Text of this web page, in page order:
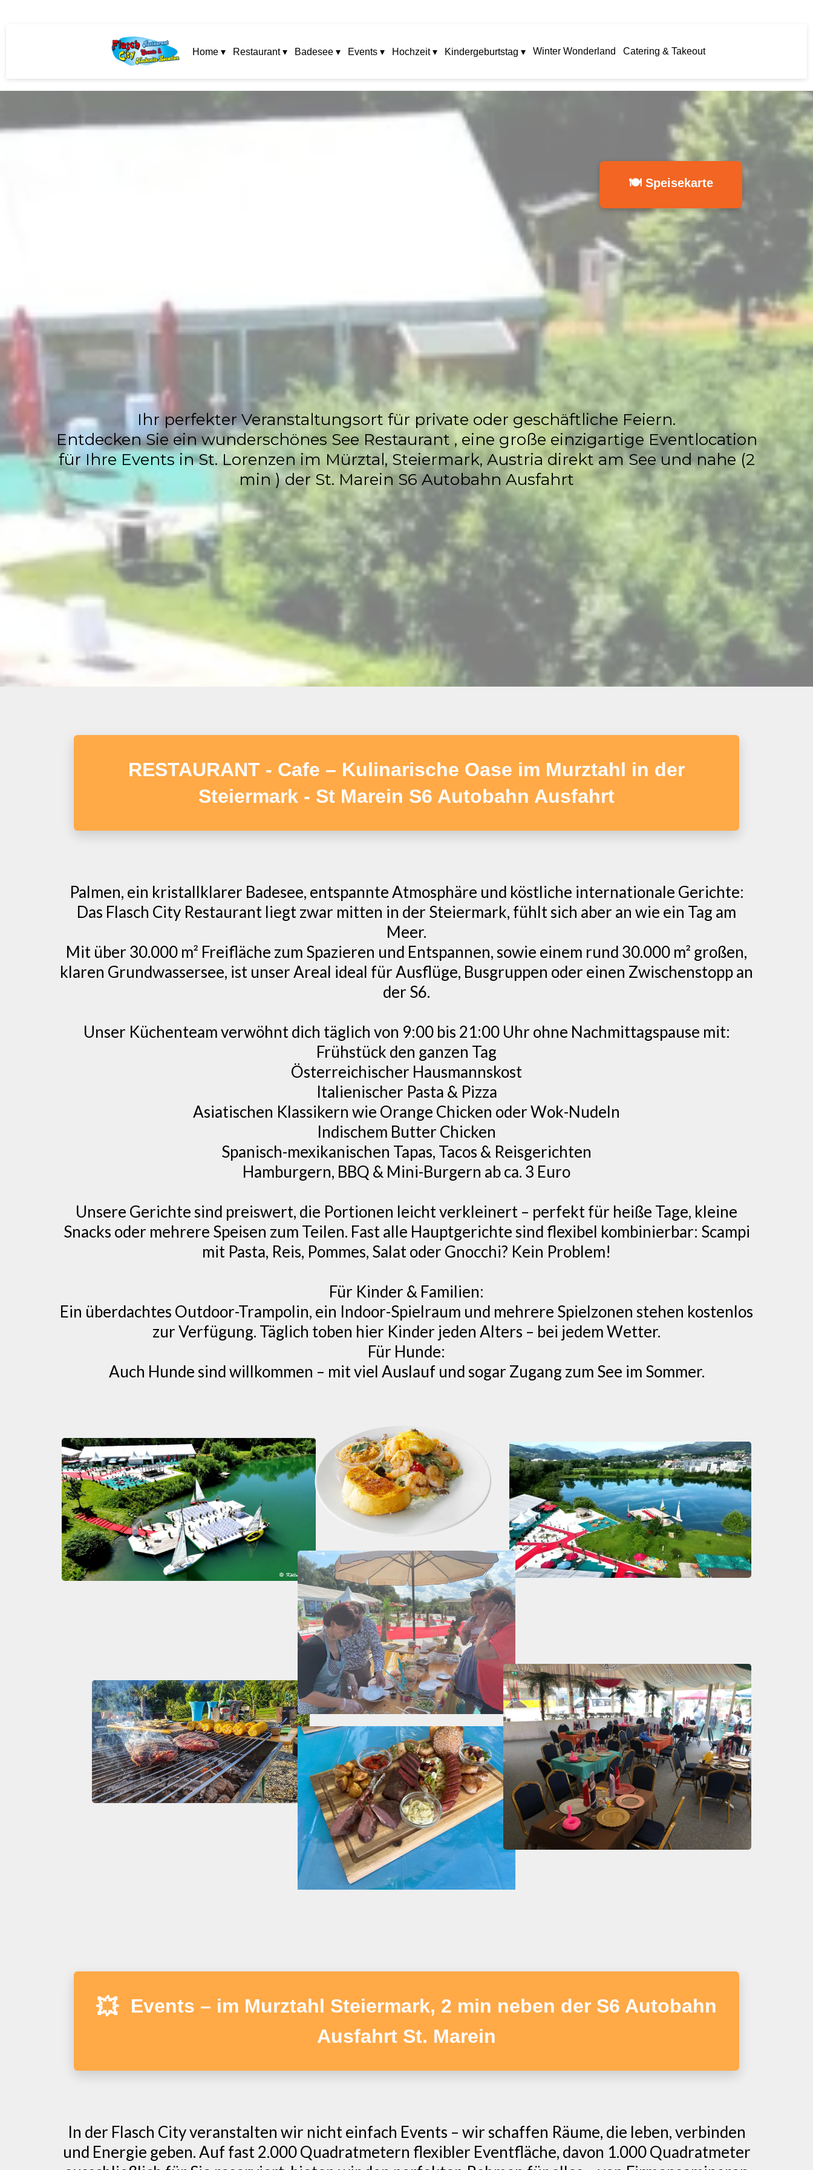
Home ▾ Restaurant ▾ Badesee ▾ Events ▾ Hochzeit ▾ Kindergeburtstag ▾ Winter Wonderland Catering & Takeout
🍽 Speisekarte
Flasch City
Restaurant,
Events & Hochzeits Location
Ihr perfekter Veranstaltungsort für private oder geschäftliche Feiern.
Entdecken Sie ein wunderschönes See Restaurant , eine große einzigartige Eventlocation
für Ihre Events in St. Lorenzen im Mürztal, Steiermark, Austria direkt am See und nahe (2
min ) der St. Marein S6 Autobahn Ausfahrt
RESTAURANT - Cafe – Kulinarische Oase im Murztahl in der
Steiermark - St Marein S6 Autobahn Ausfahrt
Palmen, ein kristallklarer Badesee, entspannte Atmosphäre und köstliche internationale Gerichte:
Das Flasch City Restaurant liegt zwar mitten in der Steiermark, fühlt sich aber an wie ein Tag am
Meer.
Mit über 30.000 m² Freifläche zum Spazieren und Entspannen, sowie einem rund 30.000 m² großen,
klaren Grundwassersee, ist unser Areal ideal für Ausflüge, Busgruppen oder einen Zwischenstopp an
der S6.
Unser Küchenteam verwöhnt dich täglich von 9:00 bis 21:00 Uhr ohne Nachmittagspause mit:
Frühstück den ganzen Tag
Österreichischer Hausmannskost
Italienischer Pasta & Pizza
Asiatischen Klassikern wie Orange Chicken oder Wok-Nudeln
Indischem Butter Chicken
Spanisch-mexikanischen Tapas, Tacos & Reisgerichten
Hamburgern, BBQ & Mini-Burgern ab ca. 3 Euro
Unsere Gerichte sind preiswert, die Portionen leicht verkleinert – perfekt für heiße Tage, kleine
Snacks oder mehrere Speisen zum Teilen. Fast alle Hauptgerichte sind flexibel kombinierbar: Scampi
mit Pasta, Reis, Pommes, Salat oder Gnocchi? Kein Problem!
Für Kinder & Familien:
Ein überdachtes Outdoor-Trampolin, ein Indoor-Spielraum und mehrere Spielzonen stehen kostenlos
zur Verfügung. Täglich toben hier Kinder jeden Alters – bei jedem Wetter.
Für Hunde:
Auch Hunde sind willkommen – mit viel Auslauf und sogar Zugang zum See im Sommer.
💥
Events – im Murztahl Steiermark, 2 min neben der S6 Autobahn
Ausfahrt St. Marein
In der Flasch City veranstalten wir nicht einfach Events – wir schaffen Räume, die leben, verbinden
und Energie geben. Auf fast 2.000 Quadratmetern flexibler Eventfläche, davon 1.000 Quadratmeter